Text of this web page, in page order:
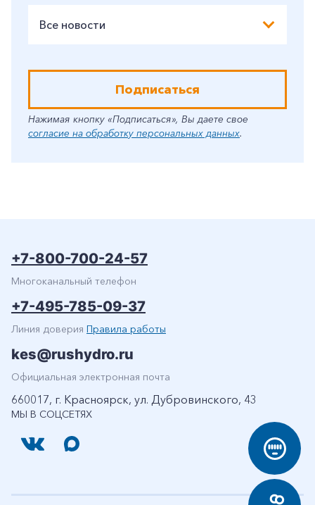
Все новости
Подписаться
Нажимая кнопку «Подписаться», Вы даете свое
согласие на обработку персональных данных.
МЫ В СОЦСЕТЯХ
+7-800-700-24-57
Многоканальный телефон
+7-495-785-09-37
Линия доверия Правила работы
kes@rushydro.ru
Официальная электронная почта
660017, г. Красноярск, ул. Дубровинского, 43